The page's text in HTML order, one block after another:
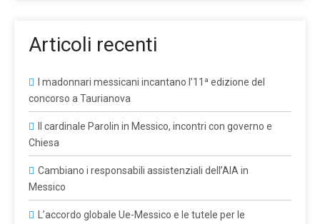
Articoli recenti
I madonnari messicani incantano l’11ª edizione del
concorso a Taurianova
Il cardinale Parolin in Messico, incontri con governo e
Chiesa
Cambiano i responsabili assistenziali dell’AIA in
Messico
L’accordo globale Ue-Messico e le tutele per le